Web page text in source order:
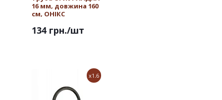
16 мм, довжина 160
см, ОНІКС
134 грн./шт
x1.6